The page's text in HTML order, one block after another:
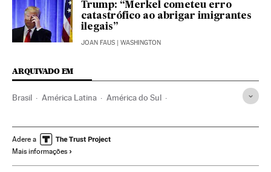
Trump: “Merkel cometeu erro
catastrófico ao abrigar imigrantes
ilegais”
JOAN FAUS | WASHINGTON
ARQUIVADO EM
Brasil América Latina América do Sul
Relações exteriores Economia
Banco Mundial
Adere a
Mais informações